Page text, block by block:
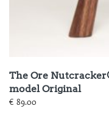
The Ore
model Original
€ 89.00